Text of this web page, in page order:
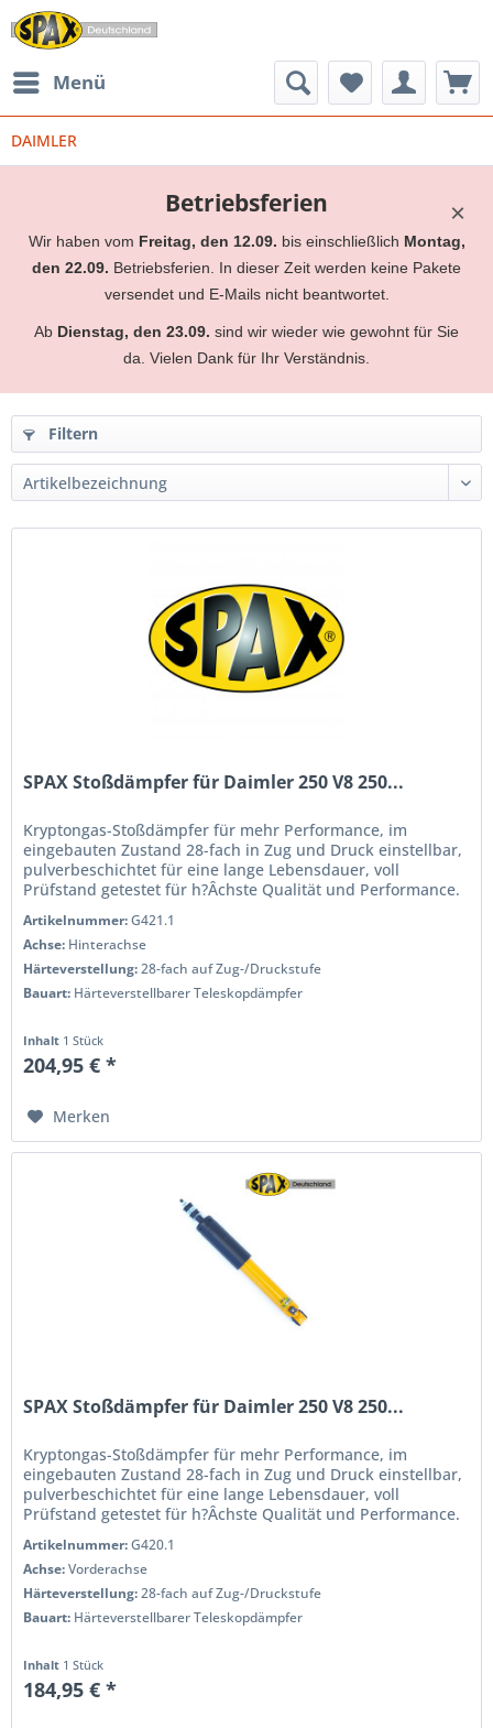
Menü
DAIMLER
×
Betriebsferien
Wir haben vom Freitag, den 12.09. bis einschließlich Montag,
den 22.09. Betriebsferien. In dieser Zeit werden keine Pakete
versendet und E-Mails nicht beantwortet.
Ab Dienstag, den 23.09. sind wir wieder wie gewohnt für Sie
da. Vielen Dank für Ihr Verständnis.
Filtern
SPAX Stoßdämpfer für Daimler 250 V8 250...
Kryptongas-Stoßdämpfer für mehr Performance, im
eingebauten Zustand 28-fach in Zug und Druck einstellbar,
pulverbeschichtet für eine lange Lebensdauer, voll
Prüfstand getestet für h?Âchste Qualität und Performance.
Artikelnummer:G421.1
Achse: Hinterachse
Härteverstellung:28-fach auf Zug-/Druckstufe
Bauart: Härteverstellbarer Teleskopdämpfer
Inhalt 1 Stück
204,95 € *
Merken
SPAX Stoßdämpfer für Daimler 250 V8 250...
Kryptongas-Stoßdämpfer für mehr Performance, im
eingebauten Zustand 28-fach in Zug und Druck einstellbar,
pulverbeschichtet für eine lange Lebensdauer, voll
Prüfstand getestet für h?Âchste Qualität und Performance.
Artikelnummer:G420.1
Achse:Vorderachse
Härteverstellung:28-fach auf Zug-/Druckstufe
Bauart: Härteverstellbarer Teleskopdämpfer
Inhalt 1 Stück
184,95 € *